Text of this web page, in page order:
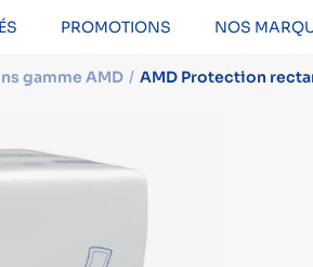
PROMOTIONS NOS
gamme AMD AMD Protection